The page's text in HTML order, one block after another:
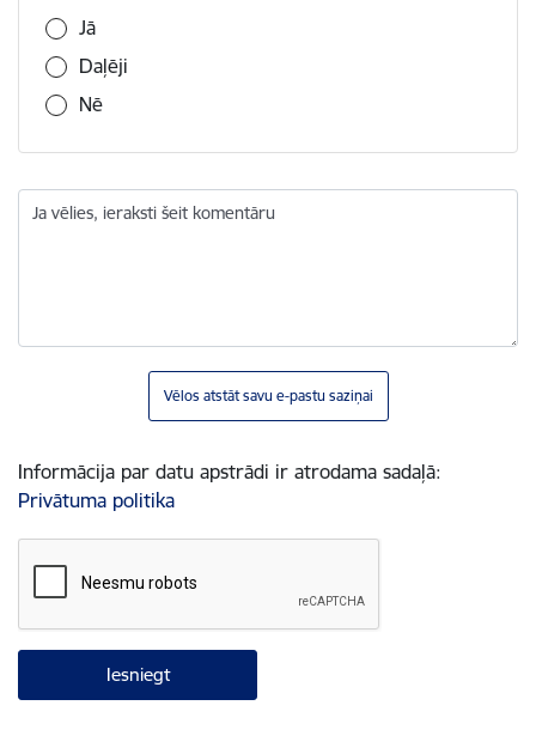
Jā
Daļēji
Nē
Ja vēlies, ieraksti šeit komentāru
Vēlos atstāt savu e-pastu saziņai
Informācija par datu apstrādi ir atrodama sadaļā:
Privātuma politika